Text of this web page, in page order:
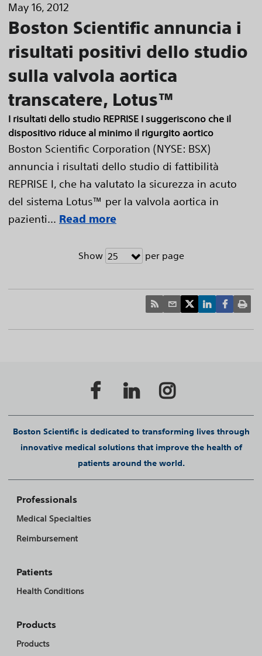
May 16, 2012
Boston Scientific annuncia i
risultati positivi dello studio
sulla valvola aortica
transcatere, Lotus™
I risultati dello studio REPRISE I suggeriscono che il
dispositivo riduce al minimo il rigurgito aortico
Boston Scientific Corporation (NYSE: BSX)
annuncia i risultati dello studio di fattibilità
REPRISE I, che ha valutato la sicurezza in acuto
del sistema Lotus™ per la valvola aortica in
pazienti... Read more
Show 25 per page
Boston Scientific is dedicated to transforming lives through
innovative medical solutions that improve the health of
patients around the world.
Professionals
Medical Specialties
Reimbursement
Patients
Health Conditions
Products
Products